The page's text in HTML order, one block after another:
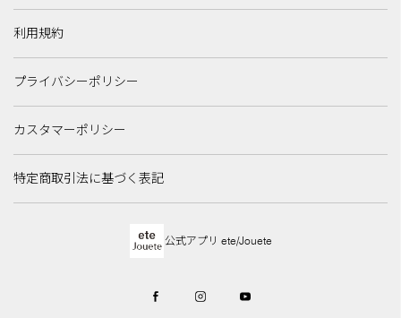
利用規約
プライバシーポリシー
カスタマーポリシー
特定商取引法に基づく表記
公式アプリ ete/Jouete